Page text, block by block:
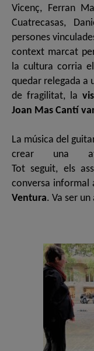
Vicenç, Ferran
Cuatrecasas,
persones
context marcat
la cultura corria
quedar relegada a
de fragilitat, la
Joan Mas Cantí
La música del
crear una
Tot seguit, els
conversa informal
Ventura. Va ser